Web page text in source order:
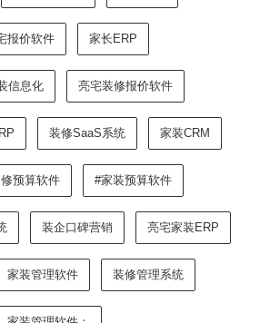
报价软件 家长ERP
信息化 亮宅装修报价软件
装修SaaS系统 家装CRM
预算软件 #家装预算软件
装企口碑营销 亮宅家装ERP
家装管理软件 装修管理系统